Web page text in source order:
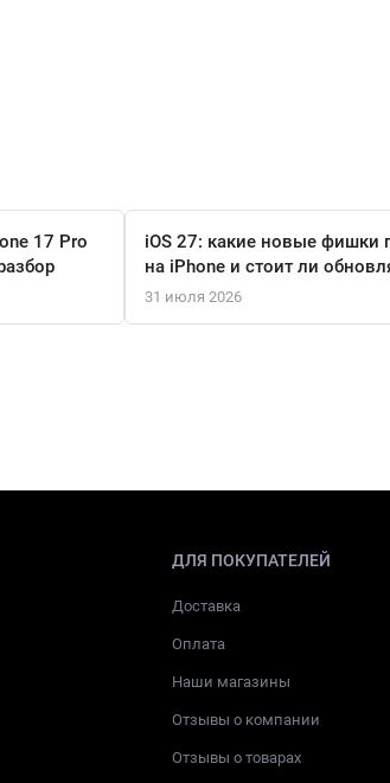
17 Pro
iOS 27: какие новые фишки
на iPhone и стоит ли
31 июля 2026
ДЛЯ ПОКУПАТЕЛЕЙ
Доставка
Оплата
Наши магазины
Отзывы о компании
Отзывы о товарах